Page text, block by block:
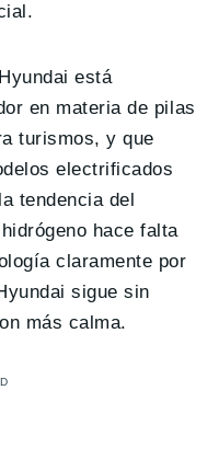
está
en materia de pilas
turismos, y que
electrificados
tendencia del
hace falta
claramente por
sigue sin
más calma.